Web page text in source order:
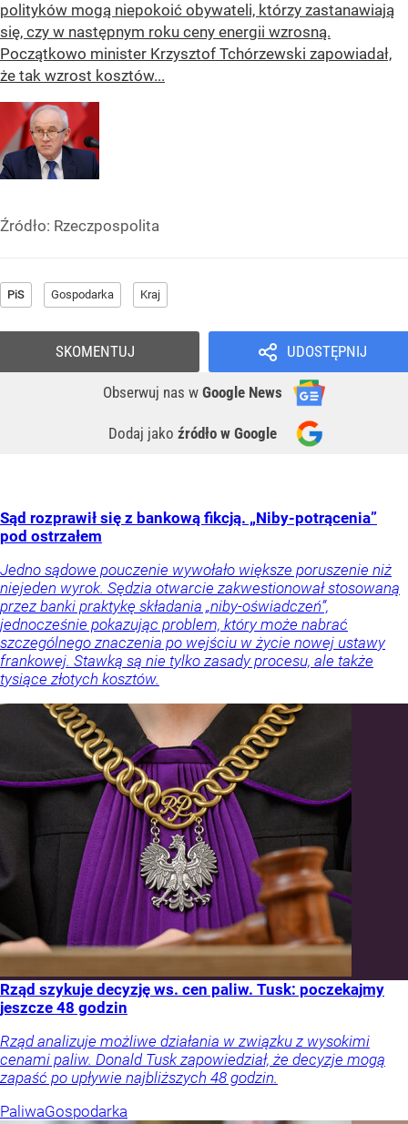
polityków mogą niepokoić obywateli, którzy zastanawiają
się, czy w następnym roku ceny energii wzrosną.
Początkowo minister Krzysztof Tchórzewski zapowiadał,
że tak wzrost kosztów...
Źródło: Rzeczpospolita
PiS Gospodarka Kraj
UDOSTĘPNIJ
Obserwuj nas w Google News
Dodaj jako źródło w Google
SKOMENTUJ
Sąd rozprawił się z bankową fikcją. „Niby-potrącenia”
pod ostrzałem
Jedno sądowe pouczenie wywołało większe poruszenie niż
niejeden wyrok. Sędzia otwarcie zakwestionował stosowaną
przez banki praktykę składania „niby-oświadczeń”,
jednocześnie pokazując problem, który może nabrać
szczególnego znaczenia po wejściu w życie nowej ustawy
frankowej. Stawką są nie tylko zasady procesu, ale także
tysiące złotych kosztów.
Rząd szykuje decyzję ws. cen paliw. Tusk: poczekajmy
jeszcze 48 godzin
Rząd analizuje możliwe działania w związku z wysokimi
cenami paliw. Donald Tusk zapowiedział, że decyzje mogą
zapaść po upływie najbliższych 48 godzin.
PaliwaGospodarka